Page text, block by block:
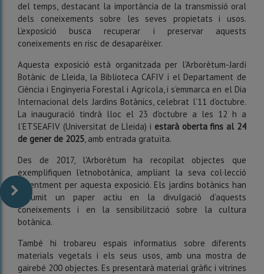
del temps, destacant la importància de la transmissió oral
dels coneixements sobre les seves propietats i usos.
L’exposició busca recuperar i preservar aquests
coneixements en risc de desaparèixer.
Aquesta exposició està organitzada per l'Arborètum-Jardí
Botànic de Lleida, la Biblioteca CAFIV i el Departament de
Ciència i Enginyeria Forestal i Agrícola, i s’emmarca en el Dia
Internacional dels Jardins Botànics, celebrat l’11 d’octubre.
La inauguració tindrà lloc el 23 d'octubre a les 12 h a
l’ETSEAFIV (Universitat de Lleida) i estarà oberta fins al 24
de gener de 2025, amb entrada gratuïta.
Des de 2017, l'Arborètum ha recopilat objectes que
exemplifiquen l’etnobotànica, ampliant la seva col·lecció
recentment per aquesta exposició. Els jardins botànics han
assumit un paper actiu en la divulgació d’aquests
coneixements i en la sensibilització sobre la cultura
botànica.
També hi trobareu espais informatius sobre diferents
materials vegetals i els seus usos, amb una mostra de
gairebé 200 objectes. Es presentarà material gràfic i vitrines